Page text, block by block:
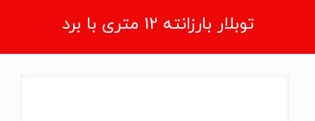
توبلار بارزانته 12 متری با برد